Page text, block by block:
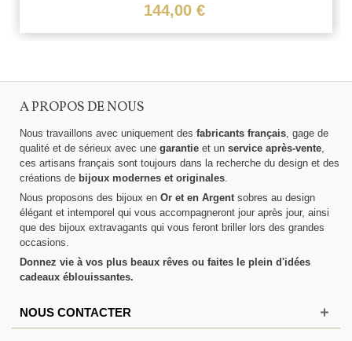
144,00 €
A PROPOS DE NOUS
Nous travaillons avec uniquement des fabricants français, gage de
qualité et de sérieux avec une garantie et un service après-vente,
ces artisans français sont toujours dans la recherche du design et des
créations de bijoux modernes et originales.
Nous proposons des bijoux en Or et en Argentsobres au design
élégant et intemporel qui vous accompagneront jour après jour, ainsi
que des bijoux extravagants qui vous feront briller lors des grandes
occasions.
Donnez vie à vos plus beaux rêves ou faites le plein d'idées
cadeaux éblouissantes.
NOUS CONTACTER